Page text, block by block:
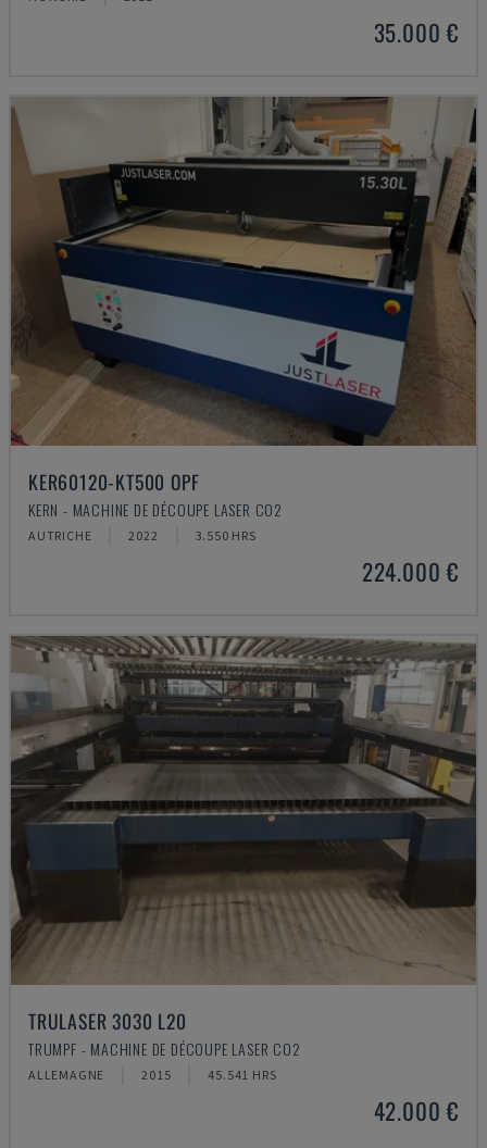
35.000 €
KER60120-KT500 OPF
KERN - MACHINE DE DÉCOUPE LASER CO2
AUTRICHE 2022 3.550 HRS
224.000 €
TRULASER 3030 L20
TRUMPF - MACHINE DE DÉCOUPE LASER CO2
ALLEMAGNE 2015 45.541 HRS
42.000 €